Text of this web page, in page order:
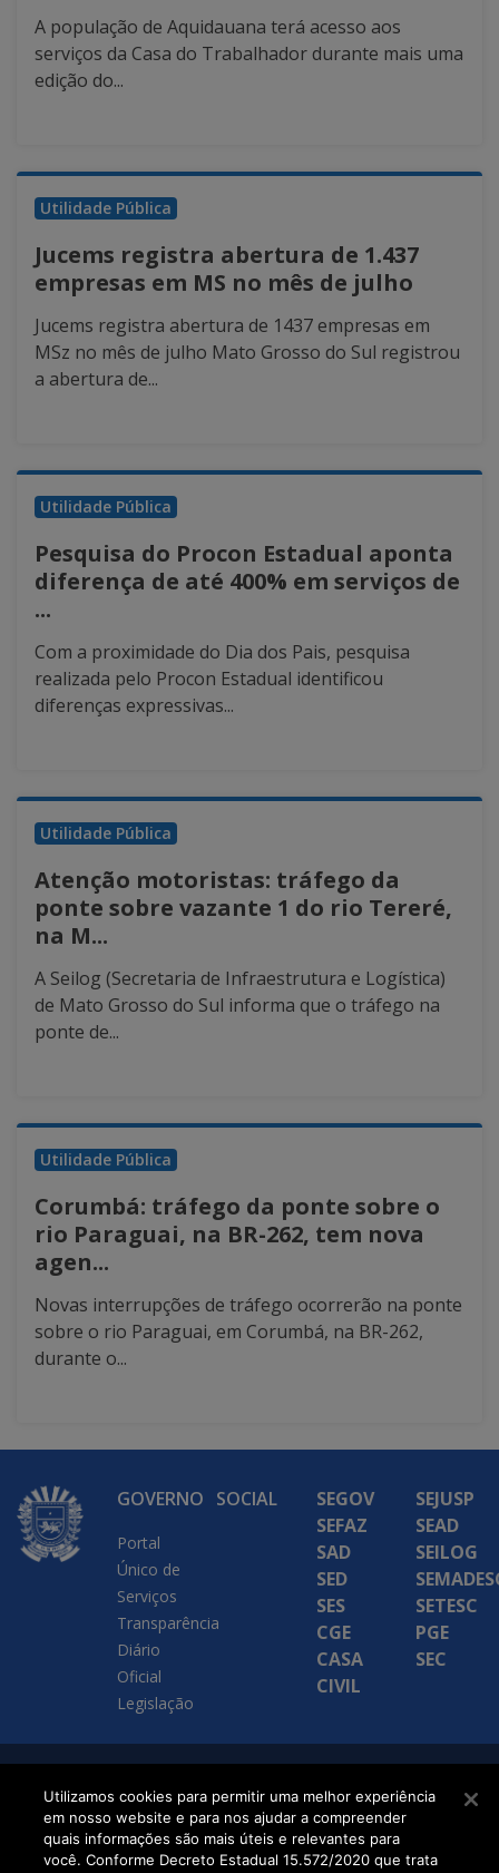
A população de Aquidauana terá acesso aos
serviços da Casa do Trabalhador durante mais uma
edição do...
Utilidade Pública
Jucems registra abertura de 1.437
empresas em MS no mês de julho
Jucems registra abertura de 1437 empresas em
MSz no mês de julho Mato Grosso do Sul registrou
a abertura de...
Utilidade Pública
Pesquisa do Procon Estadual aponta
diferença de até 400% em serviços de
...
Com a proximidade do Dia dos Pais, pesquisa
realizada pelo Procon Estadual identificou
diferenças expressivas...
Utilidade Pública
Atenção motoristas: tráfego da
ponte sobre vazante 1 do rio Tereré,
na M...
A Seilog (Secretaria de Infraestrutura e Logística)
de Mato Grosso do Sul informa que o tráfego na
ponte de...
Utilidade Pública
Corumbá: tráfego da ponte sobre o
rio Paraguai, na BR-262, tem nova
agen...
Novas interrupções de tráfego ocorrerão na ponte
sobre o rio Paraguai, em Corumbá, na BR-262,
durante o...
GOVERNO
Portal
Único de
Serviços
Transparência
Diário
Oficial
Legislação
SOCIAL
SEGOV
SEFAZ
SAD
SED
SES
CGE
CASA
CIVIL
SEJUSP
SEAD
SEILOG
SETESC
PGE
SEC
SETDIG | Secretaria-
Executiva de
Transformação Digital
Utilizamos cookies para permitir uma melhor experiência
em nosso website e para nos ajudar a compreender
quais informações são mais úteis e relevantes para
você. Conforme Decreto Estadual 15.572/2020 que trata